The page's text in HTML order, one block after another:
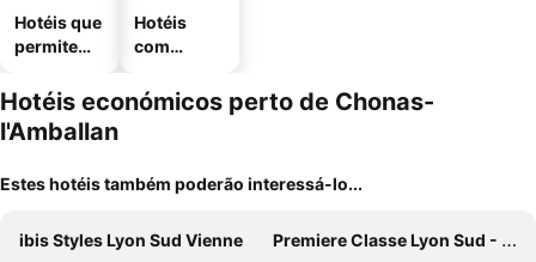
Hotéis que
permitem
Hotéis
com
mento
Hotéis económicos perto de Chonas-
l'Amballan
Estes hotéis também poderão interessá-lo...
ibis Styles Lyon Sud Vienne
Premiere Classe Lyon Sud - Chasse Sur Rhône